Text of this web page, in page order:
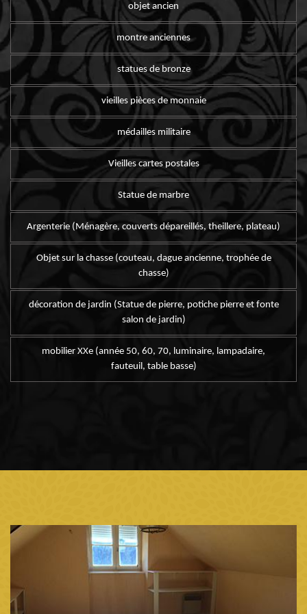
objet ancien
montre anciennes
statues de bronze
vieilles pièces de monnaie
médailles militaire
Vieilles cartes postales
Statue de marbre
Argenterie (Ménagère, couverts dépareillés, theillere, plateau)
Objet sur la chasse (couteau, dague ancienne, trophée de
chasse)
décoration de jardin (Statue de pierre, potiche pierre et fonte
salon de jardin)
mobilier XXe (année 50, 60, 70, luminaire, lampadaire,
fauteuil, table basse)